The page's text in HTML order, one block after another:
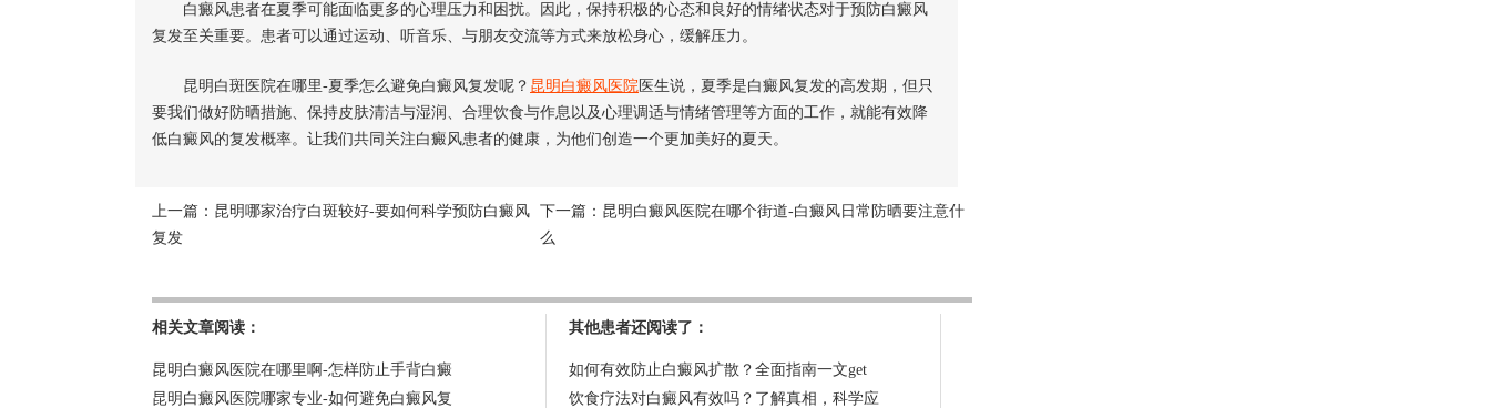
白癜风患者在夏季可能面临更多的心理压力和困扰。因此，保持积极的心态和良好的情绪状态对于预防白癜风
复发至关重要。患者可以通过运动、听音乐、与朋友交流等方式来放松身心，缓解压力。
昆明白斑医院在哪里-夏季怎么避免白癜风复发呢？ 昆明白癜风医院 医生说，夏季是白癜风复发的高发期，但只
要我们做好防晒措施、保持皮肤清洁与湿润、合理饮食与作息以及心理调适与情绪管理等方面的工作，就能有效降
低白癜风的复发概率。让我们共同关注白癜风患者的健康，为他们创造一个更加美好的夏天。
上一篇： 昆明哪家治疗白斑较好-要如何科学预防白癜风
复发
下一篇： 昆明白癜风医院在哪个街道-白癜风日常防晒要注意什
么
相关文章阅读：
昆明白癜风医院在哪里啊-怎样防止手背白癜
昆明白癜风医院哪家专业-如何避免白癜风复
其他患者还阅读了：
如何有效防止白癜风扩散？全面指南一文get
饮食疗法对白癜风有效吗？了解真相，科学应